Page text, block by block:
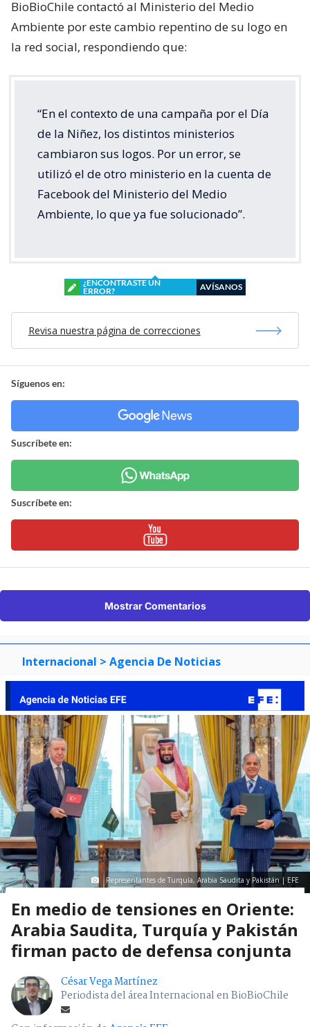
BioBioChile contactó al Ministerio del Medio
Ambiente por este cambio repentino de su logo en
la red social, respondiendo que:
“En el contexto de una campaña por el Día
de la Niñez, los distintos ministerios
cambiaron sus logos. Por un error, se
utilizó el de otro ministerio en la cuenta de
Facebook del Ministerio del Medio
Ambiente, lo que ya fue solucionado”.
¿ENCONTRASTE UN
ERROR?
AVÍSANOS
Revisa nuestra página de correcciones
Síguenos en:
Suscríbete en:
Suscríbete en:
Mostrar Comentarios
Internacional > Agencia De Noticias
Representantes de Turquía, Arabia Saudita y Pakistán | EFE
En medio de tensiones en Oriente:
Arabia Saudita, Turquía y Pakistán
firman pacto de defensa conjunta
César Vega Martínez
Periodista del área Internacional en BioBioChile